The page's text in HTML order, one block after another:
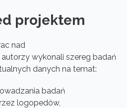
projektem
nad
autorzy wykonali szereg badań
danych na temat:
badań
logopedów,